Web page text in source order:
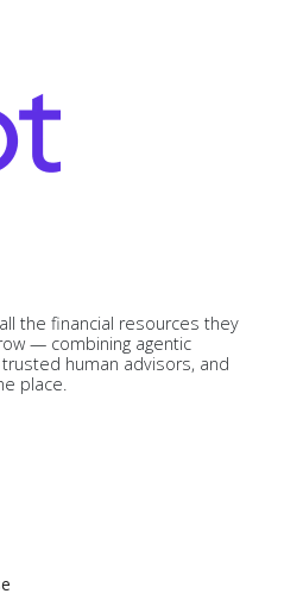
the financial resources they
— combining agentic
human advisors, and
place.